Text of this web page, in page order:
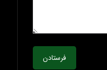
فرستادن